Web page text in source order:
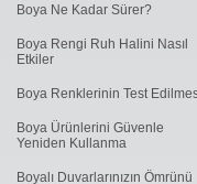
Boya Ne Kadar Sürer?
Boya Rengi Ruh Halini Nasıl
Etkiler
Boya Renklerinin Test
Boya Ürünlerini Güvenle
Yeniden Kullanma
Boyalı Duvarlarınızın Ömrünü